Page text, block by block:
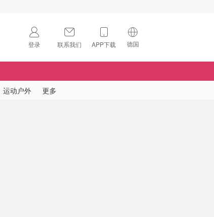
登录 联系我们 APP下载 德国
🇺🇸
运动户外 更多